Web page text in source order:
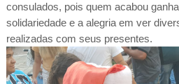
consulados, pois quem acabou
solidariedade e a alegria em ver
realizadas com seus presentes.